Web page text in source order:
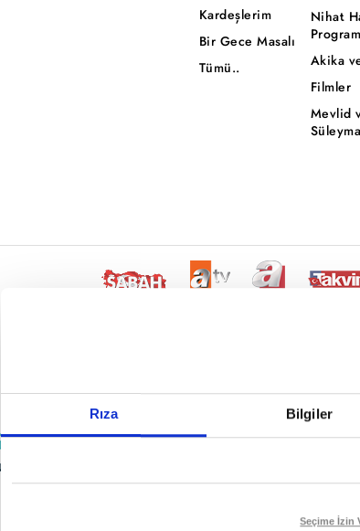
Rıza Bilgiler
Reddet
Seçime İzin
Kardeşlerim
Bir Gece Masalı
Tümü..
Nihat
Akika
Filmler
Mevlid